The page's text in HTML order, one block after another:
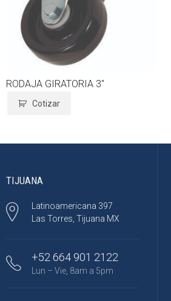
RODAJA GIRATORIA 3″
Cotizar
TIJUANA
Latinoamericana 397
Las Torres, Tijuana MX
+52 664 901 2122
Lun – Vie, 8am a 5pm